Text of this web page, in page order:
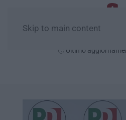
Skip to main content
Ultimo